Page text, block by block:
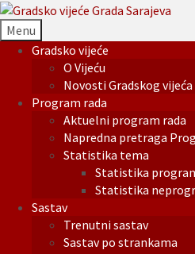
Menu
Gradsko vijeće
O Vijeću
Novosti Gradskog vijeća
Program rada
Aktuelni program rada
Napredna pretraga
Statistika tema
Statistika
Statistika
Sastav
Trenutni sastav
Sastav po strankama